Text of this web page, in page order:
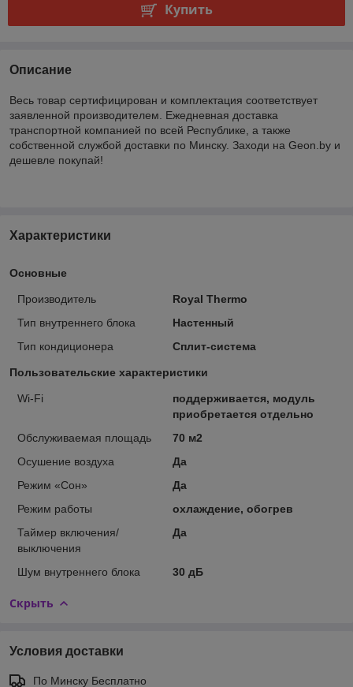
Купить
Описание
Весь товар сертифицирован и комплектация соответствует
заявленной производителем. Ежедневная доставка
транспортной компанией по всей Республике, а также
собственной службой доставки по Минску. Заходи на Geon.by и
дешевле покупай!
Характеристики
Основные
Производитель
Royal Thermo
Тип внутреннего блока
Настенный
Тип кондиционера
Сплит-система
Пользовательские характеристики
Wi-Fi
поддерживается, модуль
приобретается отдельно
Обслуживаемая площадь
70 м2
Осушение воздуха
Да
Режим «Сон»
Да
Режим работы
охлаждение, обогрев
Таймер включения/
выключения
Да
Шум внутреннего блока 30 дБ
Скрыть
Условия доставки
По Минску Бесплатно